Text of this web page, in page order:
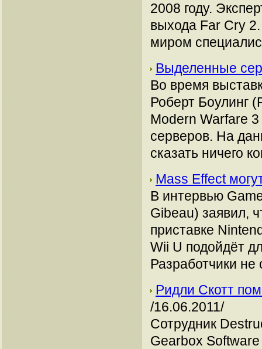
2008 году.
выхода Far Cry
миром
Выделенные
Во время
Роберт Боулинг
Modern Warfare
серверов. На
сказать ничего
Mass Effect
В интервью
Gibeau) заявил,
приставке
Wii U подойдёт
Разработчики
Ридли Скотт
/16.06.2011/
Сотрудник
Gearbox